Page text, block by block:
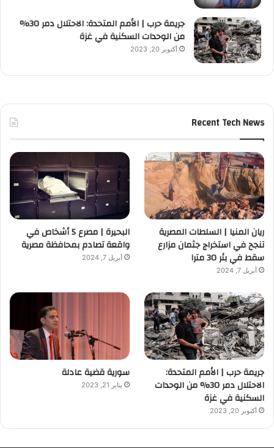
جريمة حرب | الأمم المتحدة: الاحتلال دمر 30%
من الوحدات السكنية في غزة
أكتوبر 20, 2023
Recent Tech News
ريان المنيا | السلطات المصرية
تنجح في استخراج جثمان مزارع
سقط في بئر 30 مترا
أبريل 7, 2024
البحيرة | مصرع 5 أشخاص في
واقعة تصادم بمحافظة مصرية
أبريل 7, 2024
جريمة حرب | الأمم المتحدة:
الاحتلال دمر 30% من الوحدات
السكنية في غزة
أكتوبر 20, 2023
سورية قضية عادلة
يناير 21, 2023